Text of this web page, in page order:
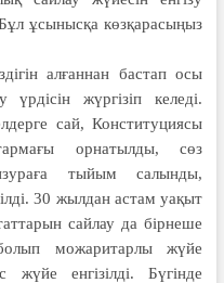
ұсынысқа көз­қара­­сыңыз
ал­ғаннан бастап осы
жүргізіп келеді.
сай, Конституциясы
орнатылды, сөз
тыйым салынды,
30 жылдан астам уақыт
сайлау да бірнеше
можаритарлы жүйе
жүйе енгізілді. Бүгінде